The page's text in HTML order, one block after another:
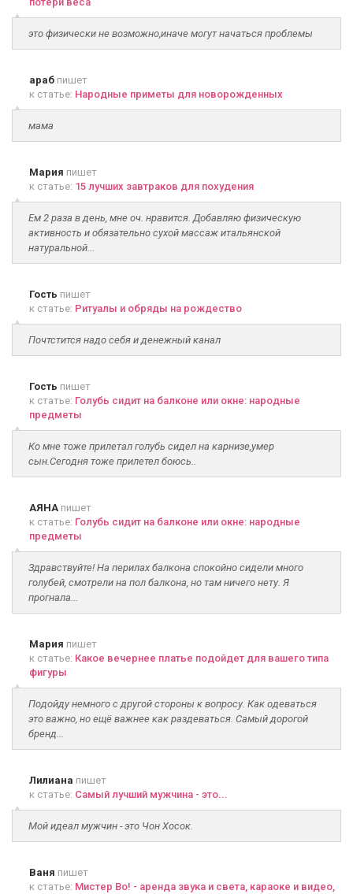
это физически не возможно,иначе могут начаться проблемы
араб пишет
к статье: Народные приметы для новорожденных
мама
Мария пишет
к статье: 15 лучших завтраков для похудения
Ем 2 раза в день, мне оч. нравится. Добавляю физическую
активность и обязательно сухой массаж итальянской
натуральной...
Гость пишет
к статье: Ритуалы и обряды на рождество
Почтстится надо себя и денежный канал
Гость пишет
к статье: Голубь сидит на балконе или окне: народные
предметы
Ко мне тоже прилетал голубь сидел на карнизе,умер
сын.Сегодня тоже прилетел боюсь..
АЯНА пишет
к статье: Голубь сидит на балконе или окне: народные
предметы
Здравствуйте! На перилах балкона спокойно сидели много
голубей, смотрели на пол балкона, но там ничего нету. Я
прогнала...
Мария пишет
к статье: Какое вечернее платье подойдет для вашего типа
фигуры
Подойду немного с другой стороны к вопросу. Как одеваться
это важно, но ещё важнее как раздеваться. Самый дорогой
бренд...
Лилиана пишет
к статье: Самый лучший мужчина - это...
Мой идеал мужчин - это Чон Хосок.
Ваня пишет
к статье: Мистер Во! - аренда звука и света, караоке и видео,